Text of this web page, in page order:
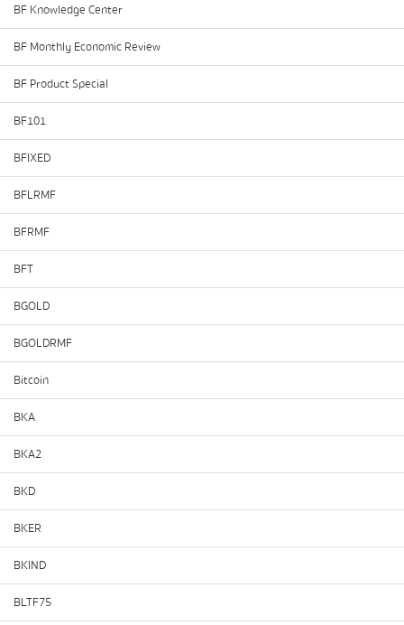
BF Knowledge Center
BF Monthly Economic Review
BF Product Special
BF101
BFIXED
BFLRMF
BFRMF
BFT
BGOLD
BGOLDRMF
Bitcoin
BKA
BKA2
BKD
BKER
BKIND
BLTF75